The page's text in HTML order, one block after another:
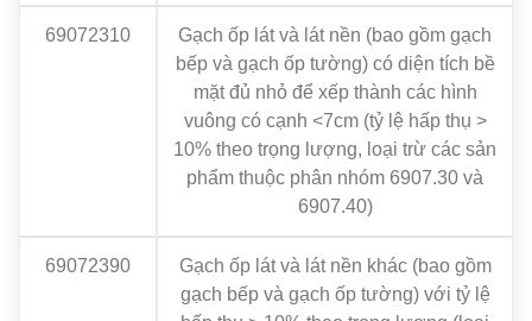
69072310
Gạch ốp lát và lát nền (bao gồm gạch
bếp và gạch ốp tường) có diện tích bề
mặt đủ nhỏ để xếp thành các hình
vuông có cạnh <7cm (tỷ lệ hấp thụ >
10% theo trọng lượng, loại trừ các sản
phẩm thuộc phân nhóm 6907.30 và
6907.40)
69072390
Gạch ốp lát và lát nền khác (bao gồm
gạch bếp và gạch ốp tường) với tỷ lệ